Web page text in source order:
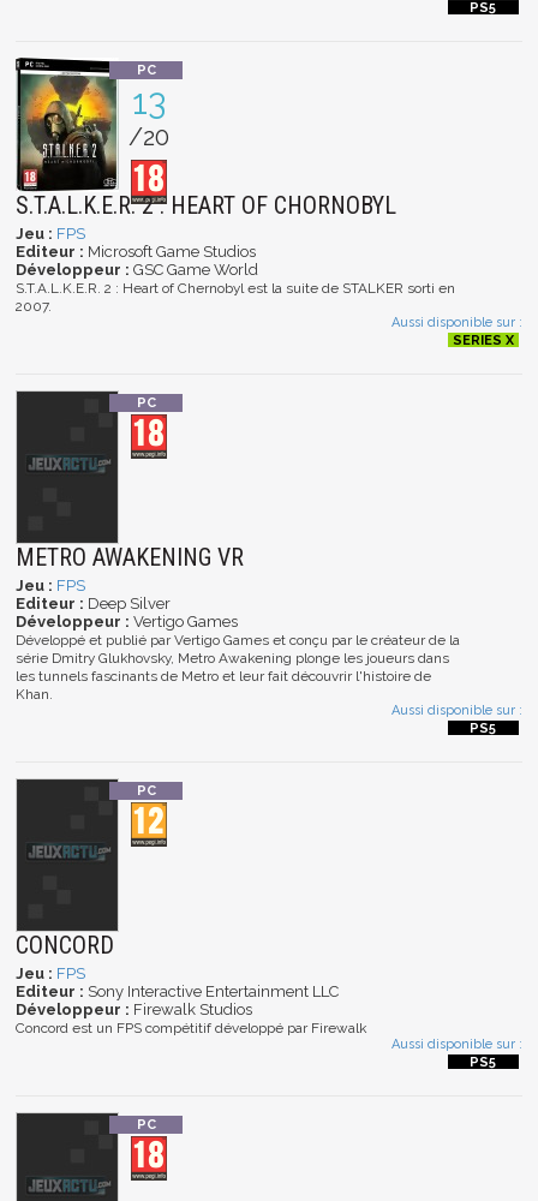
13
/20
S.T.A.L.K.E.R. 2 : HEART OF CHORNOBYL
Jeu : FPS
Editeur : Microsoft Game Studios
Développeur : GSC Game World
S.T.A.L.K.E.R. 2 : Heart of Chernobyl est la suite de STALKER sorti en
2007.
Aussi disponible sur :
METRO AWAKENING VR
Jeu : FPS
Editeur : Deep Silver
Développeur : Vertigo Games
Développé et publié par Vertigo Games et conçu par le créateur de la
série Dmitry Glukhovsky, Metro Awakening plonge les joueurs dans
les tunnels fascinants de Metro et leur fait découvrir l'histoire de
Khan.
Aussi disponible sur :
CONCORD
Jeu : FPS
Editeur : Sony Interactive Entertainment LLC
Développeur : Firewalk Studios
Concord est un FPS compétitif développé par Firewalk
Aussi disponible sur :